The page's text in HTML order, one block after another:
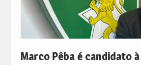
Marco Pêba é candidato